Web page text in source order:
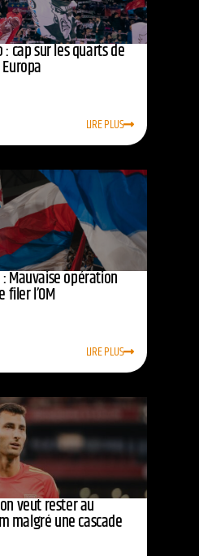
: cap sur les quarts de
LIRE PLUS
: Mauvaise opération
filer l’OM
LIRE PLUS
veut rester au
malgré une cascade